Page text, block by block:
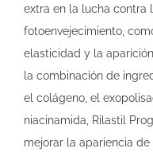
extra en la lucha contra
fotoenvejecimiento,
elasticidad y la
la combinación de
el colágeno, el
niacinamida, Rilastil
mejorar la apariencia